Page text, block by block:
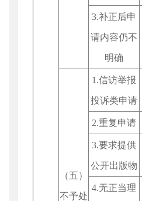
3.补正后申
请内容仍不
明确
（五）
不予处
1.信访举报
投诉类申请
2.重复申请
3.要求提供
公开出版物
4.无正当理